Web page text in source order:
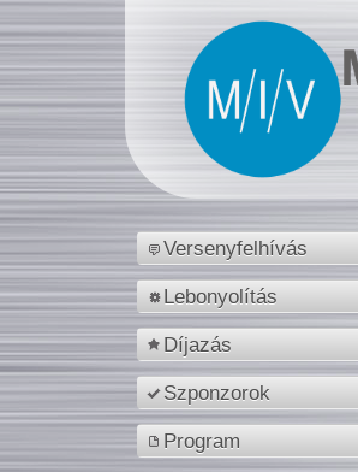
Versenyfelhívás
Lebonyolítás
Díjazás
Szponzorok
Program